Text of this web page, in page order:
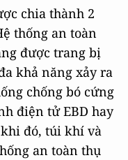
chia thành 2
thống an toàn
được trang bị
khả năng xảy ra
chống bó cứng
điện tử EBD hay
đó, túi khí và
an toàn thụ